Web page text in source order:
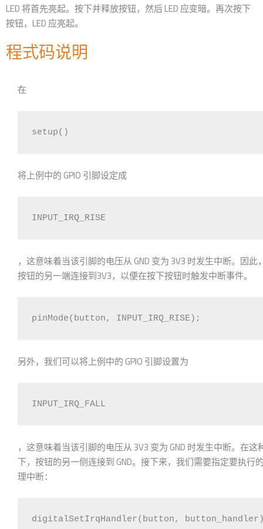
LED 将首先亮起。按下并释放按钮，然后 LED 应变暗。再次按下
按钮，LED 应亮起。
程式码说明
在
setup()
将上例中的 GPIO 引脚设定成
INPUT_IRQ_RISE
，这意味着当该引脚的电压从 GND 变为 3V3 时发生中断。因此
按钮的另一端连接到3V3，以便在按下按钮时触发中断事件。
pinMode(button, INPUT_IRQ_RISE);
另外，我们可以将上例中的 GPIO 引脚设置为
INPUT_IRQ_FALL
，这意味着当该引脚的电压从 3V3 变为 GND 时发生中断。在这
下，按钮的另一侧连接到 GND。接下来，我们需要指定要执行
理中断：
digitalSetIrqHandler(button,